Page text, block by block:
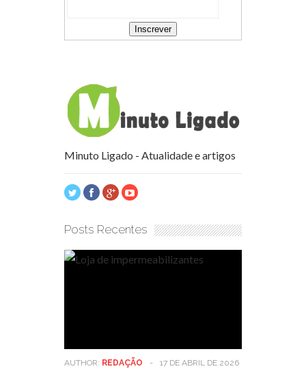
Minuto Ligado - Atualidade e artigos
Posts Recentes
AUTHOR: REDAÇÃO - 17 DE ABRIL DE 2026